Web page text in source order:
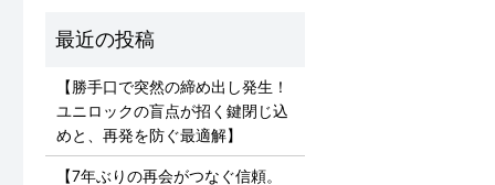
【勝手口で突然の締め出し発生！
ユニロックの盲点が招く鍵閉じ込
めと、再発を防ぐ最適解】
【7年ぶりの再会がつなぐ信頼。